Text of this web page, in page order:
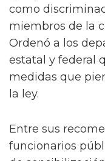
como
miembros de la
Ordenó a los
estatal y federal
medidas que
la ley.
Entre sus
funcionarios